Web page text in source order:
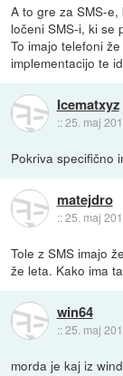
A to gre za SMS-
ločeni SMS-i, ki se
To imajo telefoni
implementacijo te
Icematxyz
::25. maj
Pokriva specifično
matejdro
::25. maj
Tole z SMS imajo
že leta. Kako ima
win64
::25. maj
morda je kaj iz